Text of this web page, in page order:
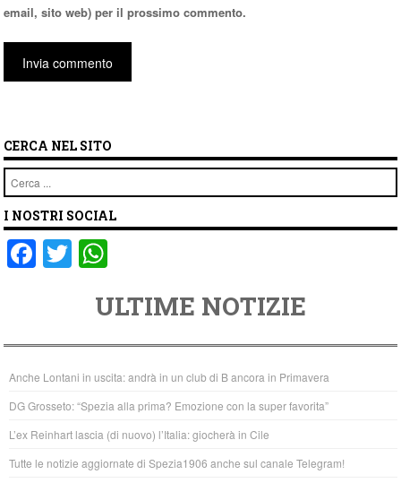
email, sito web) per il prossimo commento.
CERCA NEL SITO
Cerca
I NOSTRI SOCIAL
F
a
e
b
o
o
k
T
wi
er
at
s
A
p
p
ULTIME NOTIZIE
Anche Lontani in uscita: andrà in un club di B ancora in Primavera
DG Grosseto: “Spezia alla prima? Emozione con la super favorita”
L’ex Reinhart lascia (di nuovo) l’Italia: giocherà in Cile
Tutte le notizie aggiornate di Spezia1906 anche sul canale Telegram!